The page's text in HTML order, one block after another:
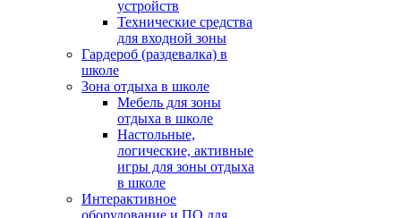
устройств
Технические средства
для входной зоны
Гардероб (раздевалка) в
школе
Зона отдыха в школе
Мебель для зоны
отдыха в школе
Настольные,
логические, активные
игры для зоны отдыха
в школе
Интерактивное
оборудование и ПО для